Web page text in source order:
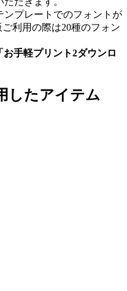
ンプレートでのフォントが
利用の際は20種のフォン
手軽プリント2ダウンロ
したアイテム